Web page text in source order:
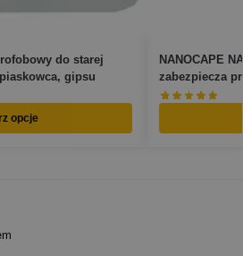
do starej
gipsu
opcje
NANOCAPE
zabezpiecza